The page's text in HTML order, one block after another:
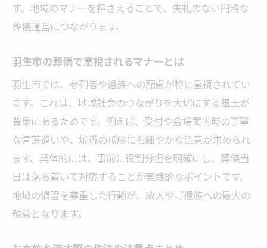
す。地域のマナーを押さえることで、失礼のない円滑な
葬儀運営につながります。
羽生市の葬儀で重視されるマナーとは
羽生市では、参列者や遺族への配慮が特に重視されてい
ます。これは、地域社会のつながりを大切にする風土が
背景にあるためです。例えば、受付や会場案内時の丁寧
な言葉遣いや、焼香の順序にも細やかな注意が求められ
ます。具体的には、事前に役割分担を明確にし、葬儀当
日は落ち着いて対応することが実践的なポイントです。
地域の慣習を尊重した行動が、故人やご遺族への最大の
敬意となります。